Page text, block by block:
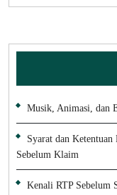
Musik, Animasi, dan
Syarat dan
Sebelum Klaim
Kenali RTP Sebelum